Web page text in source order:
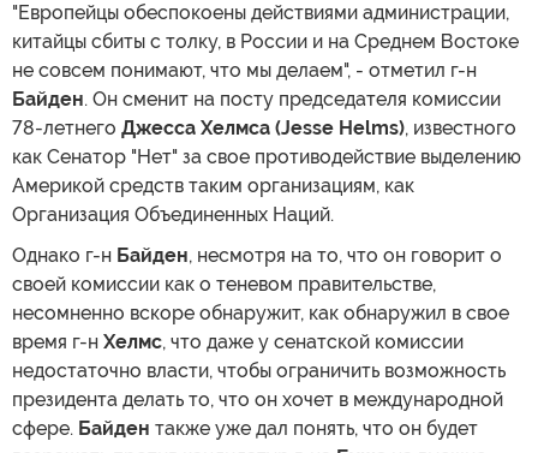
"Европейцы обеспокоены действиями администрации,
китайцы сбиты с толку, в России и на Среднем Востоке
не совсем понимают, что мы делаем", - отметил г-н
Байден. Он сменит на посту председателя комиссии
78-летнего Джесса Хелмса (Jesse Helms), известного
как Сенатор "Нет" за свое противодействие выделению
Америкой средств таким организациям, как
Организация Объединенных Наций.
Однако г-н Байден, несмотря на то, что он говорит о
своей комиссии как о теневом правительстве,
несомненно вскоре обнаружит, как обнаружил в свое
время г-н Хелмс, что даже у сенатской комиссии
недостаточно власти, чтобы ограничить возможность
президента делать то, что он хочет в международной
сфере. Байден также уже дал понять, что он будет